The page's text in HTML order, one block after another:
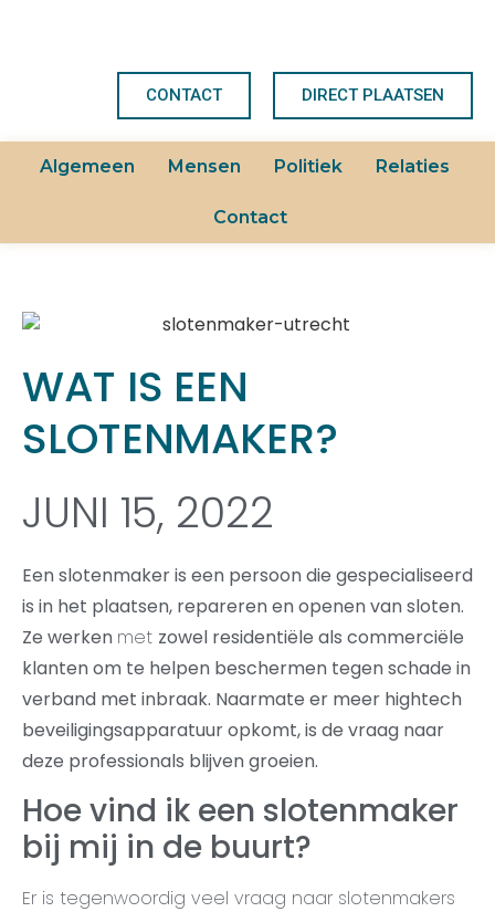
CONTACT DIRECT PLAATSEN
Algemeen Mensen Politiek Relaties
Contact
WAT IS EEN
SLOTENMAKER?
JUNI 15, 2022
Een slotenmaker is een persoon die gespecialiseerd
is in het plaatsen, repareren en openen van sloten.
Ze werken met zowel residentiële als commerciële
klanten om te helpen beschermen tegen schade in
verband met inbraak. Naarmate er meer hightech
beveiligingsapparatuur opkomt, is de vraag naar
deze professionals blijven groeien.
Hoe vind ik een slotenmaker
bij mij in de buurt?
Er is tegenwoordig veel vraag naar slotenmakers